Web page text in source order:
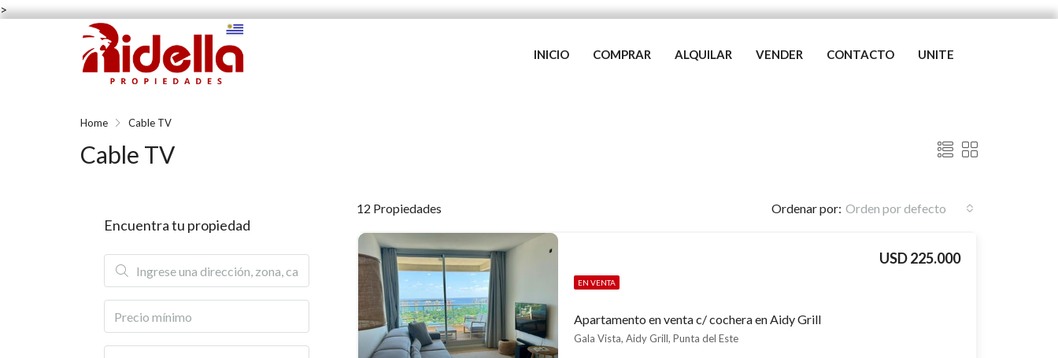
>
INICIO COMPRAR ALQUILAR VENDER CONTACTO UNITE
Home Cable TV
Cable TV
12 Propiedades Ordenar por: Orden por defecto
EN VENTA
Apartamento en venta c/ cochera en Aidy Grill
USD 225.000
Gala Vista, Aidy Grill, Punta del Este
Encuentra tu propiedad